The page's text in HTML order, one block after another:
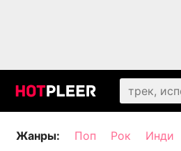
Жанры: Поп Рок Инди